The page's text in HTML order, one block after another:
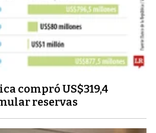
compró US$319,4
reservas